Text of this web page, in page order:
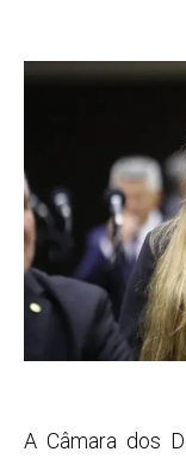
A Câmara dos